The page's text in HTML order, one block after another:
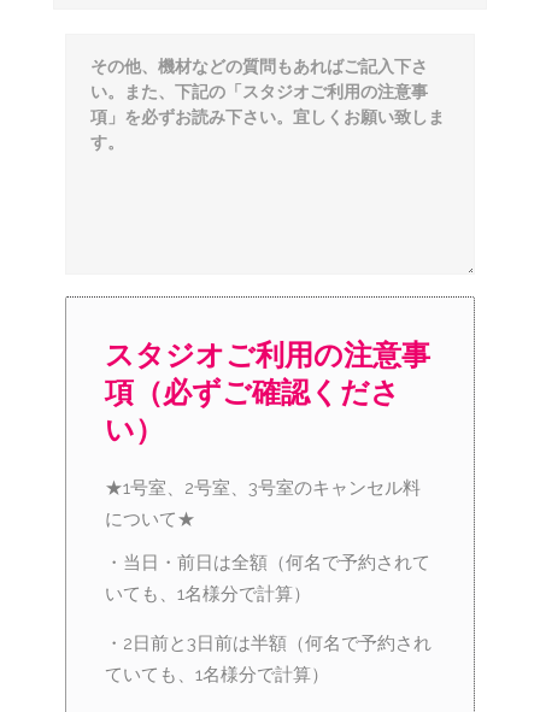
スタジオご利用の注意事
項（必ずご確認くださ
い）
★1号室、2号室、3号室のキャンセル料
について★
・当日・前日は全額（何名で予約されて
いても、1名様分で計算）
・2日前と3日前は半額（何名で予約され
ていても、1名様分で計算）